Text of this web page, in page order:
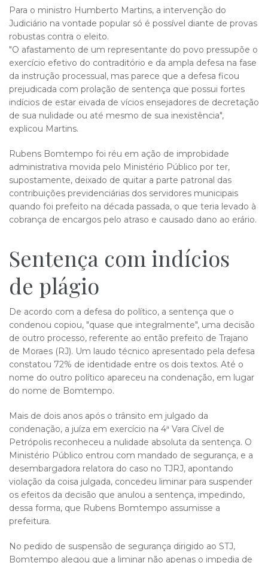
Para o ministro Humberto Martins, a intervenção do
Judiciário na vontade popular só é possível diante de provas
robustas contra o eleito.
"O afastamento de um representante do povo pressupõe o
exercício efetivo do contraditório e da ampla defesa na fase
da instrução processual, mas parece que a defesa ficou
prejudicada com prolação de sentença que possui fortes
indícios de estar eivada de vícios ensejadores de decretação
de sua nulidade ou até mesmo de sua inexistência",
explicou Martins.
Rubens Bomtempo foi réu em ação de improbidade
administrativa movida pelo Ministério Público por ter,
supostamente, deixado de quitar a parte patronal das
contribuições previdenciárias dos servidores municipais
quando foi prefeito na década passada, o que teria levado à
cobrança de encargos pelo atraso e causado dano ao erário.
Sentença com indícios
de plágio
De acordo com a defesa do político, a sentença que o
condenou copiou, "quase que integralmente", uma decisão
de outro processo, referente ao então prefeito de Trajano
de Moraes (RJ). Um laudo técnico apresentado pela defesa
constatou 72% de identidade entre os dois textos. Até o
nome do outro político apareceu na condenação, em lugar
do nome de Bomtempo.
Mais de dois anos após o trânsito em julgado da
condenação, a juíza em exercício na 4ª Vara Cível de
Petrópolis reconheceu a nulidade absoluta da sentença. O
Ministério Público entrou com mandado de segurança, e a
desembargadora relatora do caso no TJRJ, apontando
violação da coisa julgada, concedeu liminar para suspender
os efeitos da decisão que anulou a sentença, impedindo,
dessa forma, que Rubens Bomtempo assumisse a
prefeitura.
No pedido de suspensão de segurança dirigido ao STJ,
Bomtempo alegou que a liminar não apenas o impedia de